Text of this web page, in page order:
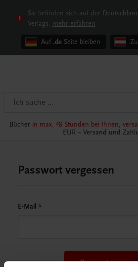
Sie befinden sich auf der
Verlags. mehr erfahren
Auf .de Seite bleiben
Bücher in max. 48 Stunden bei Ihnen,
EUR – Versand und
Passwort vergessen
E-Mail *
Passwort